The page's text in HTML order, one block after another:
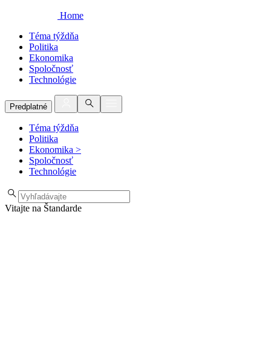
Home
Téma týždňa
Politika
Ekonomika
Spoločnosť
Technológie
Predplatné
Téma týždňa
Politika
Ekonomika >
Spoločnosť
Technológie
Vitajte na Štandarde